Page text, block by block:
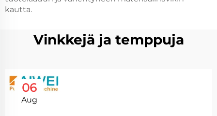
kautta.
Vinkkejä ja temppuja
06
Aug